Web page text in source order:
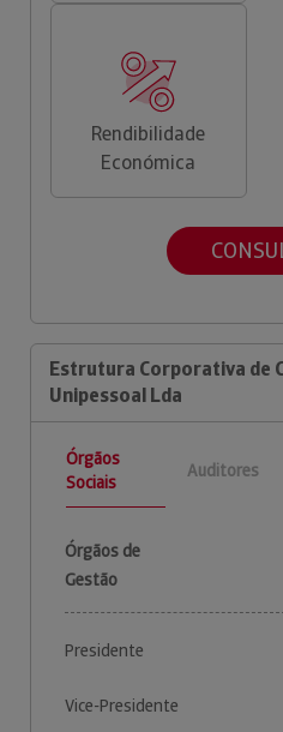
Rendibilidade
Económica
Estrutura Corporativa de
Unipessoal Lda
Órgãos
Sociais
Auditores
Órgãos de
Gestão
Presidente
Vice-Presidente